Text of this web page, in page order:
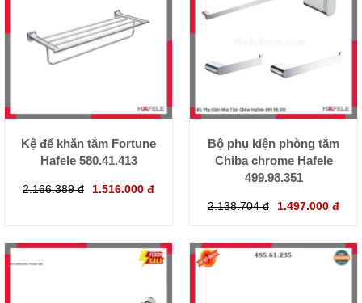
Kệ để khăn tắm Fortune
Hafele 580.41.413
2.166.389 đ 1.516.000 đ
Bộ phụ kiện phòng tắm
Chiba chrome Hafele
499.98.351
2.138.704 đ 1.497.000 đ